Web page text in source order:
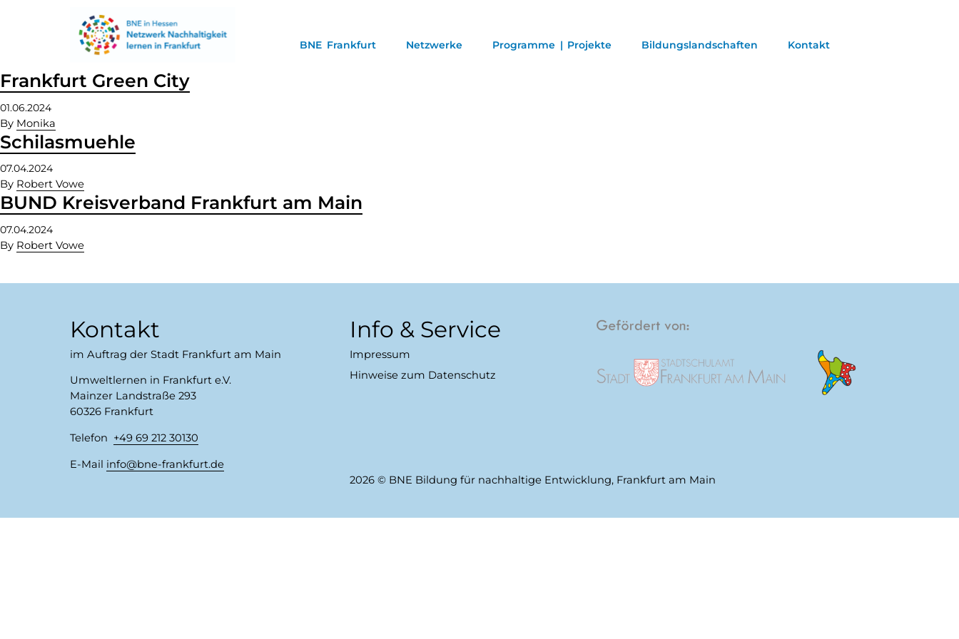
BNE Frankfurt Netzwerke Programme | Projekte Bildungslandschaften Kontakt
Frankfurt Green City
01.06.2024
By Monika
Schilasmuehle
07.04.2024
By Robert Vowe
BUND Kreisverband Frankfurt am Main
07.04.2024
By Robert Vowe
Kontakt
im Auftrag der Stadt Frankfurt am Main
Umweltlernen in Frankfurt e.V.
Mainzer Landstraße 293
60326 Frankfurt
Telefon +49 69 212 30130
E-Mail info ​bne-frankfurt.de
Info & Service
Impressum
Hinweise zum Datenschutz
2026 © BNE Bildung für nachhaltige Entwicklung, Frankfurt am Main